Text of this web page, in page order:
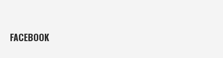
FACEBOOK